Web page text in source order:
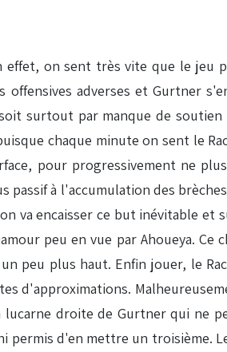
effet, on sent très vite que le
offensives adverses et Gurtner
surtout par manque de
chaque minute on sent le
pour progressivement ne
à l'accumulation des brèches
va encaisser ce but inévitable
peu en vue par Ahoueya. Ce
peu plus haut. Enfin jouer, le
d'approximations.
droite de Gurtner qui ne
d'en mettre un troisième.